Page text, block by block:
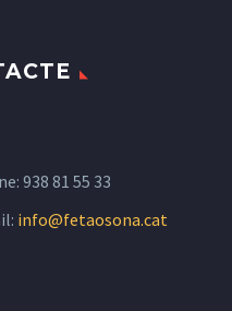
938 81 55 33
info@fetaosona.cat